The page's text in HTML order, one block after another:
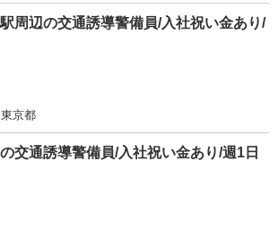
周辺の交通誘導警備員/入社祝い金あり/
京都
交通誘導警備員/入社祝い金あり/週1日